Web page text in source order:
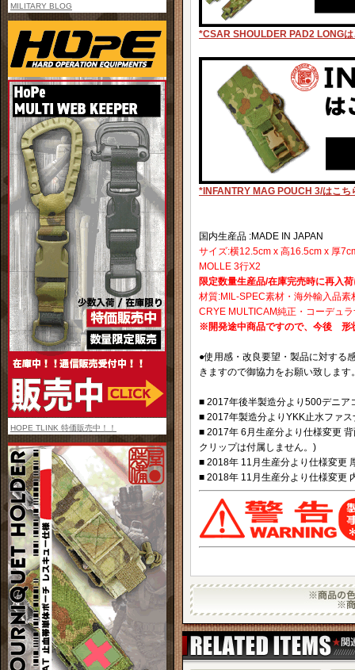
*CSAR SHOULDER PAD2 LONG
*INFANTRY MAG POUCH 3/はこち
国内生産品 :MADE IN JAPAN
サイズ:横12.5cm x 高16.5cm x 厚
MOLLE 3行X2
限定数量生産品/在庫完売時に再入
材質:MIL-SPEC素材・海外輸入品
CRYE MULTICAM純正・コーデュ
※開発途中商品ですので、今後 形
●使用感・改良要望・製品に対する
きますので御協力をお願い致します
■ 2017年後半製造分より500デニア
■ 2017年製造分よりYKK止水ファ
■ 2017年 6月生産分より仕様変更
クリップは付属しません。)
■ 2018年 11月生産分より仕様変更
■ 2018年 11月生産分より仕様変更
MILITARY BLOG
HOPE TLINK 特価販売中！！